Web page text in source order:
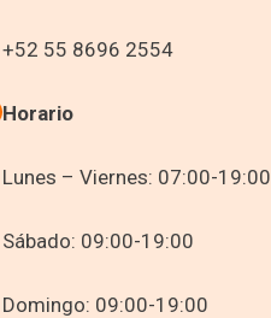
+52 55 8696 2554
Horario
Lunes – Viernes: 07:00-19:00
Sábado: 09:00-19:00
Domingo: 09:00-19:00